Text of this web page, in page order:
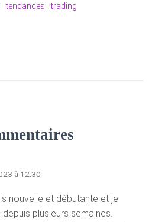
tendances trading
à 12:30
nouvelle et débutante et je
plusieurs semaines.